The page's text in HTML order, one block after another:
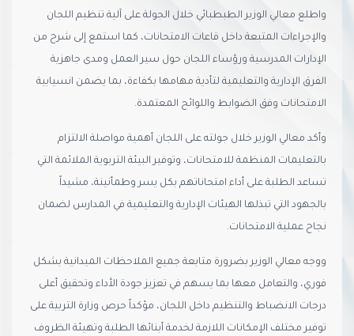
واطلع معالي الوزير الطبطبائي خلال الجولة على آلية تنظيم اللجان
والإجراءات المتبعة داخل قاعات الامتحانات، كما استمع إلى شرح من
الإدارات المدرسية ورؤساء اللجان حول سير العمل ومدى جاهزية
الفرق الإدارية والتعليمية لتأدية مهامها بكفاءة، بما يضمن انسيابية
الامتحانات وفق الضوابط واللوائح المعتمدة.
وأكد معالي الوزير خلال جولته على اللجان أهمية مواصلة الالتزام
بالتعليمات المنظمة للامتحانات، وتوفير البيئة التربوية الملائمة التي
تساعد الطلبة على أداء امتحاناتهم بكل يسر وطمأنينة، مشيداً
بالجهود التي تبذلها الهيئات الإدارية والتعليمية في المدارس لضمان
نجاح عملية الامتحانات.
ووجه معالي الوزير بضرورة متابعة جميع الملاحظات الميدانية بشكل
فوري، والتعامل معها بما يسهم في تعزيز جودة الأداء وتحقيق أعلى
درجات الانضباط والتنظيم داخل اللجان، مؤكداً حرص وزارة التربية على
توفير مختلف الإمكانات اللازمة لخدمة أبنائها الطلبة وتهيئة الظروف